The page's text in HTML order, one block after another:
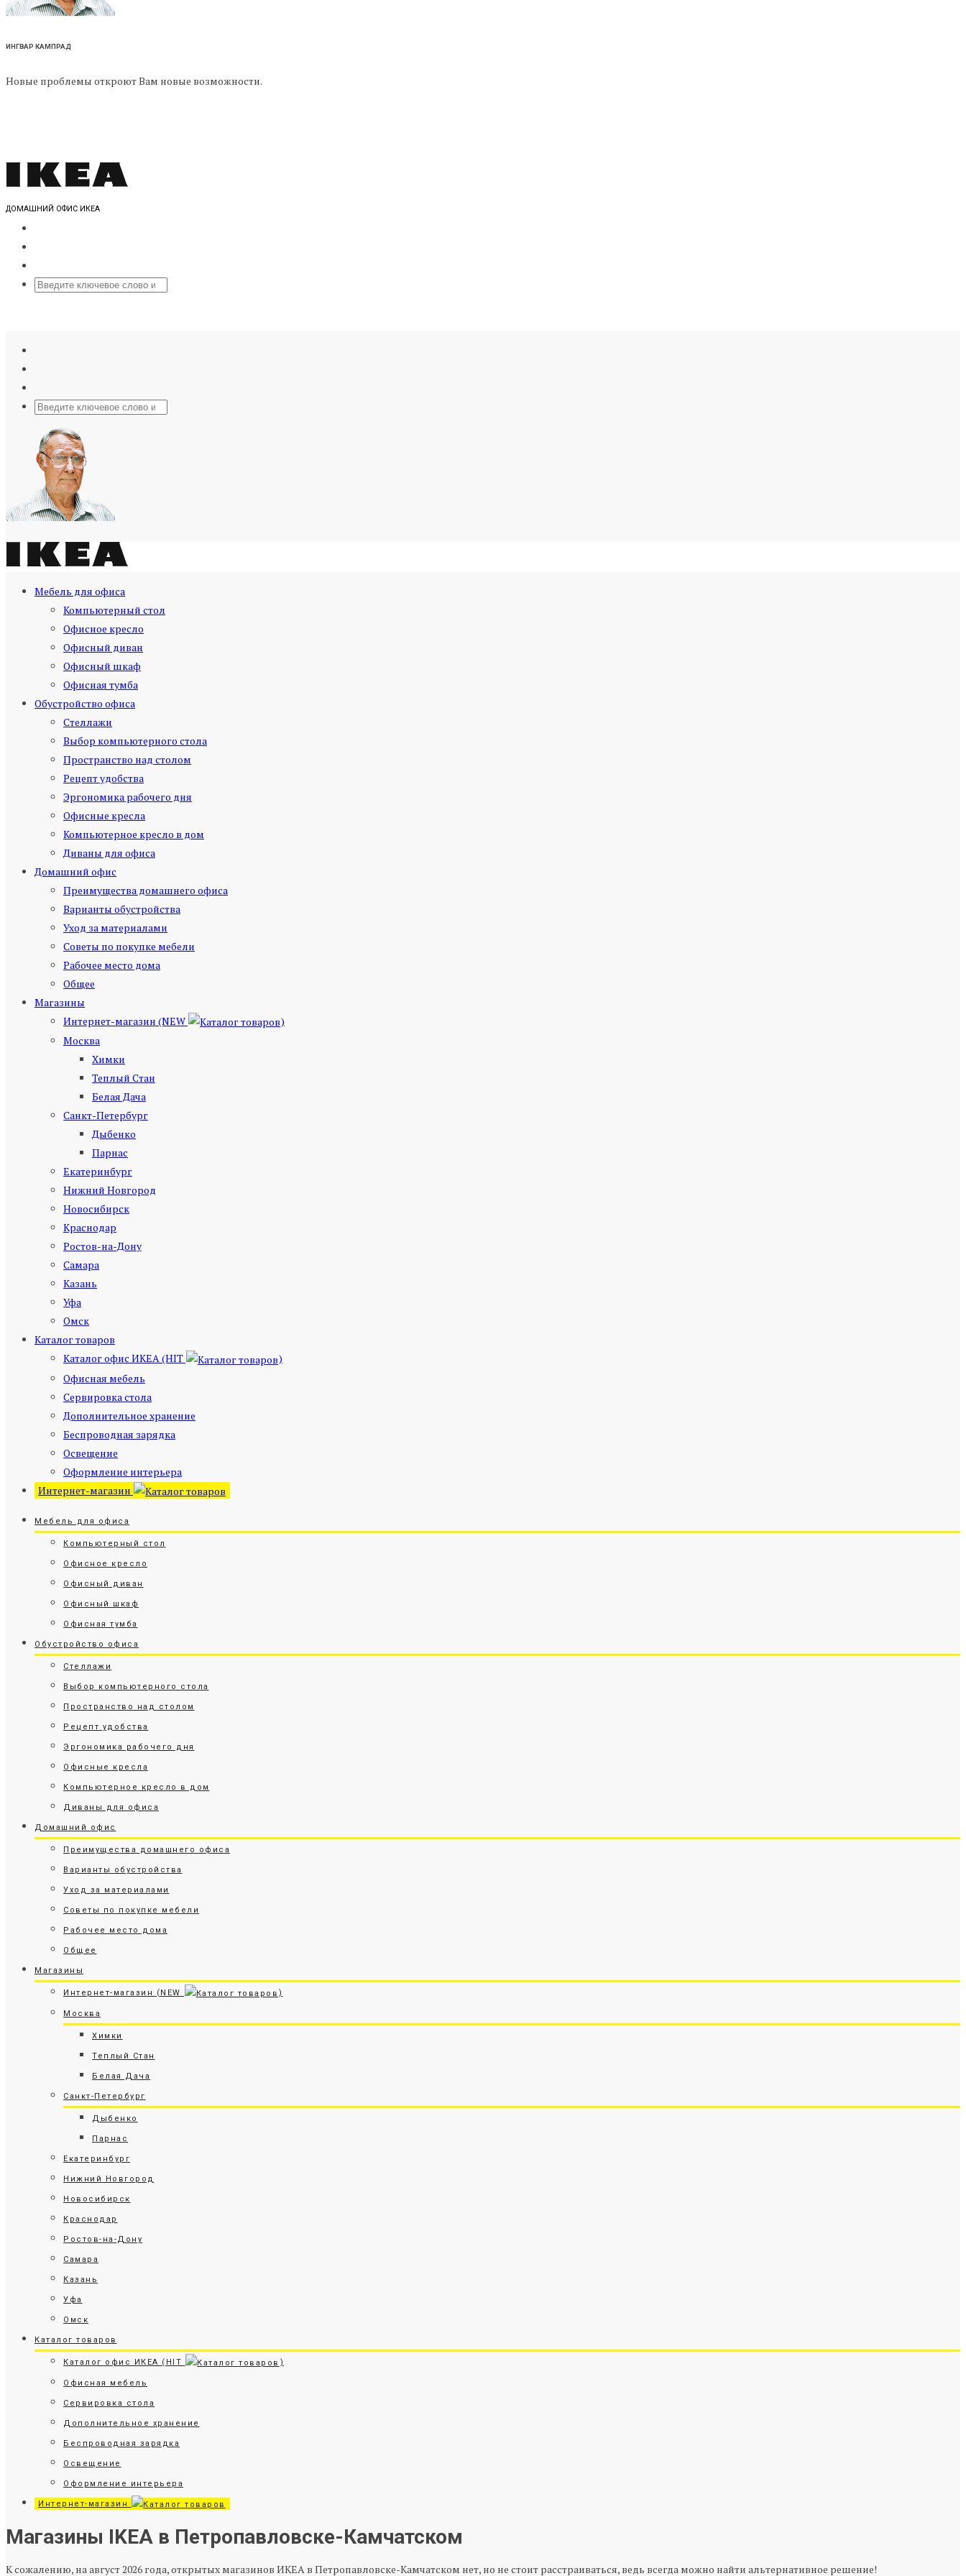
ИНГВАР КАМПРАД
Новые проблемы откроют Вам новые возможности.
ДОМАШНИЙ ОФИС ИКЕА
Мебель для офиса
Компьютерный стол
Офисное кресло
Офисный диван
Офисный шкаф
Офисная тумба
Обустройство офиса
Стеллажи
Выбор компьютерного стола
Пространство над столом
Рецепт удобства
Эргономика рабочего дня
Офисные кресла
Компьютерное кресло в дом
Диваны для офиса
Домашний офис
Преимущества домашнего офиса
Варианты обустройства
Уход за материалами
Советы по покупке мебели
Рабочее место дома
Общее
Магазины
Интернет-магазин (NEW
)
Москва
Химки
Теплый Стан
Белая Дача
Санкт-Петербург
Дыбенко
Парнас
Екатеринбург
Нижний Новгород
Новосибирск
Краснодар
Ростов-на-Дону
Самара
Казань
Уфа
Омск
Каталог товаров
Каталог офис ИКЕА (HIT
)
Офисная мебель
Сервировка стола
Дополнительное хранение
Беспроводная зарядка
Освещение
Оформление интерьера
Интернет-магазин
Мебель для офиса
Компьютерный стол
Офисное кресло
Офисный диван
Офисный шкаф
Офисная тумба
Обустройство офиса
Стеллажи
Выбор компьютерного стола
Пространство над столом
Рецепт удобства
Эргономика рабочего дня
Офисные кресла
Компьютерное кресло в дом
Диваны для офиса
Домашний офис
Преимущества домашнего офиса
Варианты обустройства
Уход за материалами
Советы по покупке мебели
Рабочее место дома
Общее
Магазины
Интернет-магазин (NEW )
Москва
Химки
Теплый Стан
Белая Дача
Санкт-Петербург
Дыбенко
Парнас
Екатеринбург
Нижний Новгород
Новосибирск
Краснодар
Ростов-на-Дону
Самара
Казань
Уфа
Омск
Каталог товаров
Каталог офис ИКЕА (HIT )
Офисная мебель
Сервировка стола
Дополнительное хранение
Беспроводная зарядка
Освещение
Оформление интерьера
Интернет-магазин
Магазины IKEA в Петропавловске-Камчатском
К сожалению, на август 2026 года, открытых магазинов ИКЕА в Петропавловске-Камчатском нет, но не стоит расстраиваться, ведь всегда можно найти альтернативное решение!